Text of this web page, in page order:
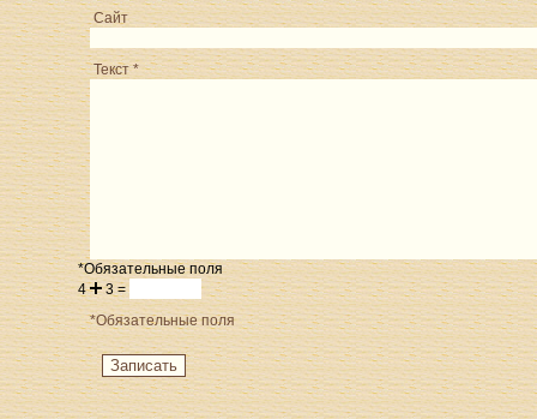
Сайт
Текст *
*Обязательные поля
4
3 =
*Обязательные поля